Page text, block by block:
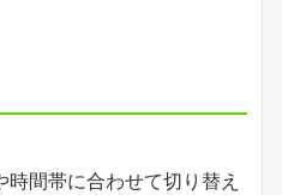
間帯に合わせて切り替え